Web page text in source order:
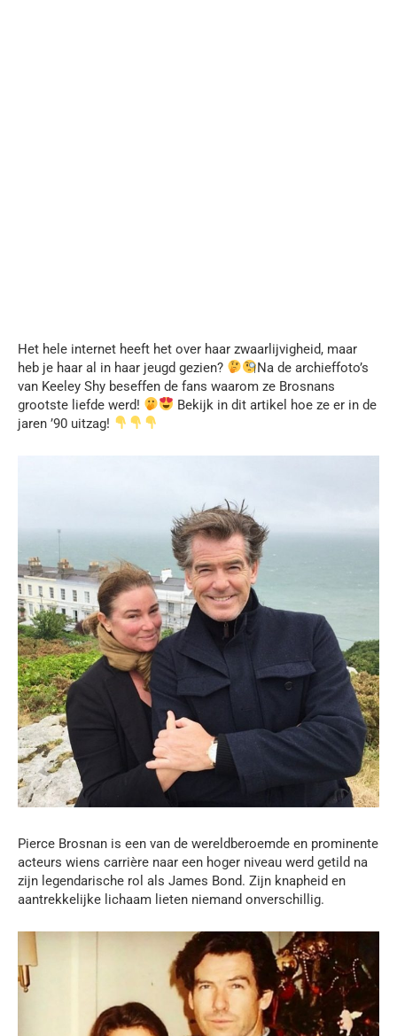
Het hele internet heeft het over haar zwaarlijvigheid, maar
heb je haar al in haar jeugd gezien?
Na de archieffoto’s
van Keeley Shy beseffen de fans waarom ze Brosnans
grootste liefde werd!
Bekijk in dit artikel hoe ze er in de
jaren ’90 uitzag!
Pierce Brosnan is een van de wereldberoemde en prominente
acteurs wiens carrière naar een hoger niveau werd getild na
zijn legendarische rol als James Bond. Zijn knapheid en
aantrekkelijke lichaam lieten niemand onverschillig.